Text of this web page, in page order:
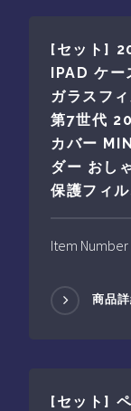
[セット]
IPAD ケー
ガラスフ
第7世代
カバー
ダー おし
保護フィ
Item Number
商品詳
[セット]